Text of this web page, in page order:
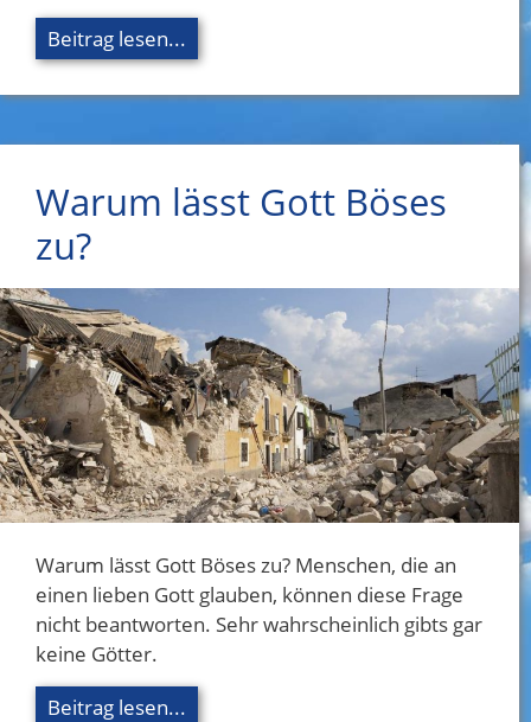
Beitrag lesen...
Warum lässt Gott Böses
zu?
Warum lässt Gott Böses zu? Menschen, die an
einen lieben Gott glauben, können diese Frage
nicht beantworten. Sehr wahrscheinlich gibts gar
keine Götter.
Beitrag lesen...